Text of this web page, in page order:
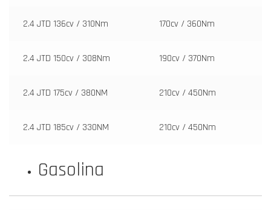
2.4 JTD 136cv / 310Nm 170cv / 360Nm
2.4 JTD 150cv / 308Nm 190cv / 370Nm
2.4 JTD 175cv / 380NM 210cv / 450Nm
2.4 JTD 185cv / 330NM 210cv / 450Nm
Gasolina